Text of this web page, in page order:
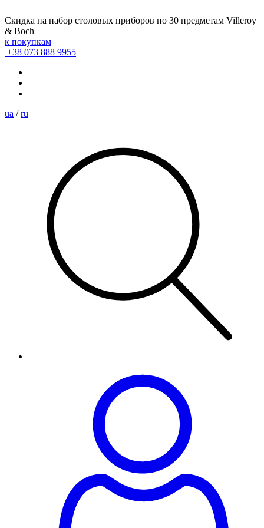
Скидка на набор столовых приборов по 30 предметам Villeroy
& Boch
к покупкам
+38 073 888 9955
ua / ru